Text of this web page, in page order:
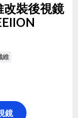
裝後視鏡
維
鏡